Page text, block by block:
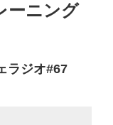
ーニング
ラジオ#67